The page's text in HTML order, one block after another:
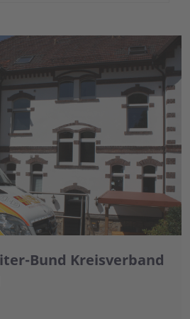
Bund Kreisverband